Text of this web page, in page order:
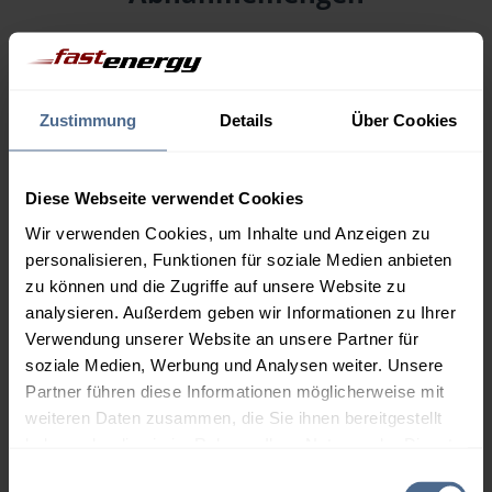
Zustimmung Details Über Cookies
Diese Webseite verwendet Cookies
Wir verwenden Cookies, um Inhalte und Anzeigen zu
personalisieren, Funktionen für soziale Medien anbieten
zu können und die Zugriffe auf unsere Website zu
analysieren. Außerdem geben wir Informationen zu Ihrer
Verwendung unserer Website an unsere Partner für
soziale Medien, Werbung und Analysen weiter. Unsere
Partner führen diese Informationen möglicherweise mit
weiteren Daten zusammen, die Sie ihnen bereitgestellt
Menge
1.000 Liter 0,00 €
2.000 Liter
165,26 €
3.000 Liter
163,19 €
163,19 €
0,00 €
5.000 Liter
161,68 €
161,68 €
Preise für Heizöl in Standardqualität nach Ö-Norm C 1109 in € / 100
Liter inkl. MwSt. und Lieferung bei einer Lieferstelle.